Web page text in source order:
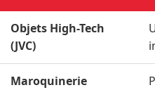
Objets High-Tech
(JVC)
Maroquinerie